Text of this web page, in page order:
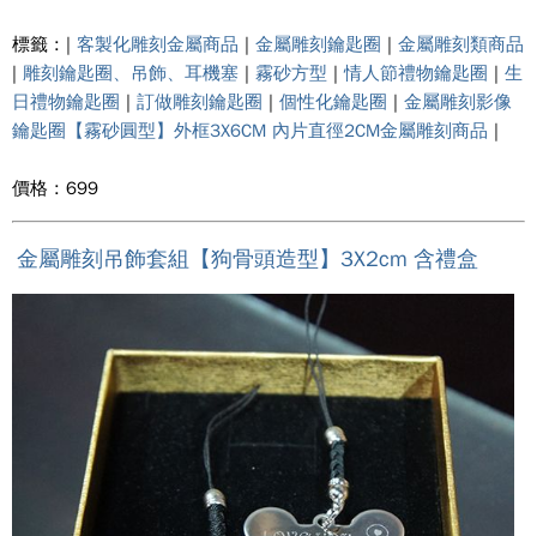
標籤 : | 客製化雕刻金屬商品 | 金屬雕刻鑰匙圈 | 金屬雕刻類商品
| 雕刻鑰匙圈、吊飾、耳機塞 | 霧砂方型 |情人節禮物鑰匙圈 | 生
日禮物鑰匙圈 | 訂做雕刻鑰匙圈 | 個性化鑰匙圈 | 金屬雕刻影像
鑰匙圈【霧砂圓型】外框3X6CM 內片直徑2CM金屬雕刻商品 |
價格 : 699
金屬雕刻吊飾套組【狗骨頭造型】3X2cm 含禮盒